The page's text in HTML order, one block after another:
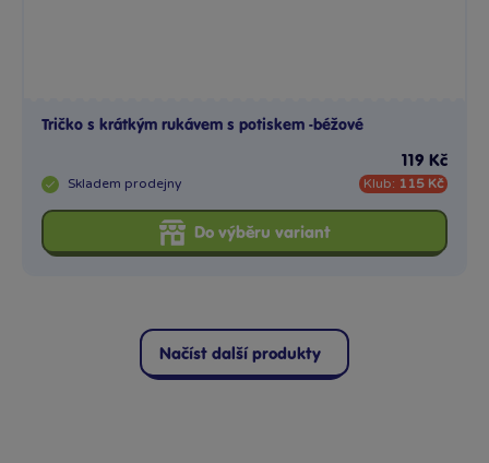
Tričko s krátkým rukávem s potiskem -béžové
Skladem prodejny
119 Kč
Klub: 115 Kč
Do výběru variant
Načíst další produkty